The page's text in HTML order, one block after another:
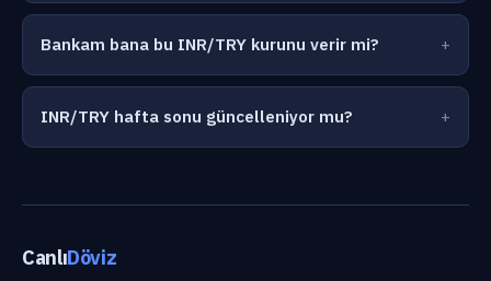
Bankam bana bu INR/TRY kurunu verir mi?
INR/TRY hafta sonu güncelleniyor mu?
CanlıDöviz